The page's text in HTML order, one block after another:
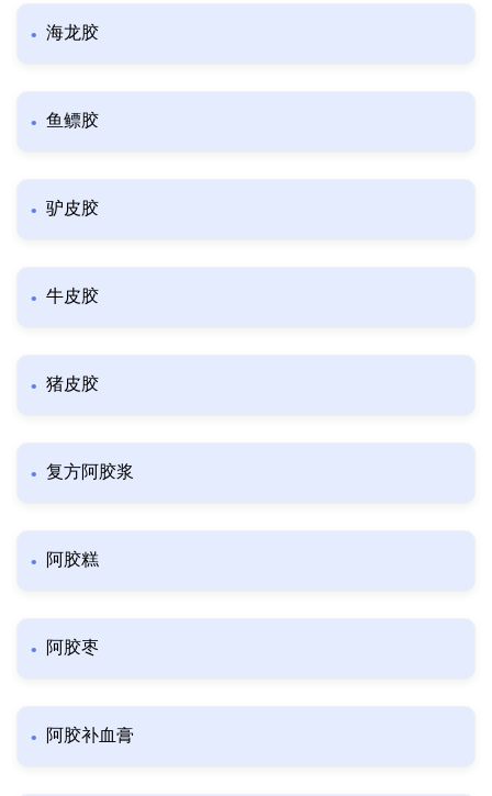
海龙胶
鱼鳔胶
驴皮胶
牛皮胶
猪皮胶
复方阿胶浆
阿胶糕
阿胶枣
阿胶补血膏